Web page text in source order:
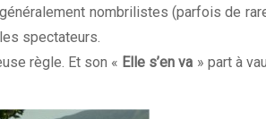
nombrilistes (parfois de
spectateurs.
règle. Et son « Elle s’en va » part à